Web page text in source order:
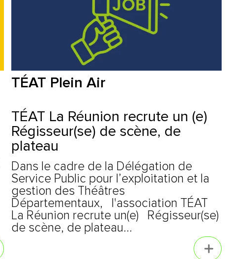
TÉAT Plein Air
TÉAT La Réunion recrute un (e)
Régisseur(se) de scène, de
plateau
Dans le cadre de la Délégation de
Service Public pour l’exploitation et la
gestion des Théâtres
Départementaux, l'association TÉAT
La Réunion recrute un(e) Régisseur(se)
de scène, de plateau...